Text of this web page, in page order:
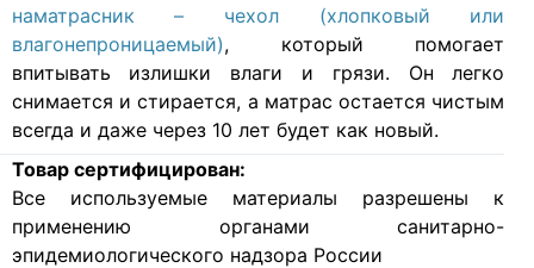
наматрасник – чехол (хлопковый или
влагонепроницаемый), который помогает
впитывать излишки влаги и грязи. Он легко
снимается и стирается, а матрас остается чистым
всегда и даже через 10 лет будет как новый.
Товар сертифицирован:
Все используемые материалы разрешены к
применению органами санитарно-
эпидемиологического надзора России